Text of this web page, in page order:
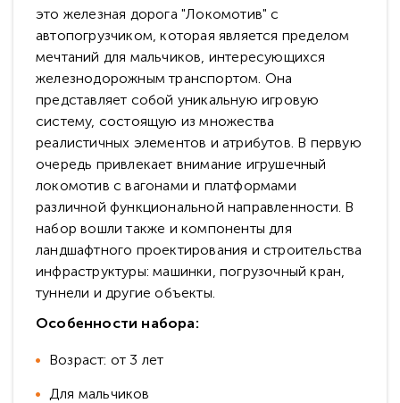
это железная дорога "Локомотив" с
автопогрузчиком, которая является пределом
мечтаний для мальчиков, интересующихся
железнодорожным транспортом. Она
представляет собой уникальную игровую
систему, состоящую из множества
реалистичных элементов и атрибутов. В первую
очередь привлекает внимание игрушечный
локомотив с вагонами и платформами
различной функциональной направленности. В
набор вошли также и компоненты для
ландшафтного проектирования и строительства
инфраструктуры: машинки, погрузочный кран,
туннели и другие объекты.
Особенности набора:
Возраст: от 3 лет
Для мальчиков